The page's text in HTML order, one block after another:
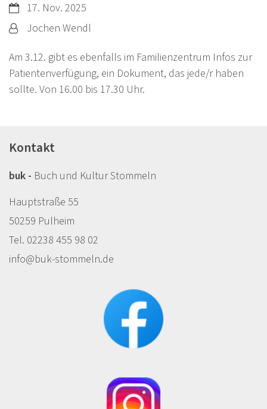
Datum:17. Nov. 2025
Von:Jochen Wendl
Am 3.12. gibt es ebenfalls im Familienzentrum Infos zur
Patientenverfügung, ein Dokument, das jede/r haben
sollte. Von 16.00 bis 17.30 Uhr.
Kontakt
buk - Buch und Kultur Stommeln
Hauptstraße 55
50259 Pulheim
Tel. 02238 455 98 02
info@buk-stommeln.de